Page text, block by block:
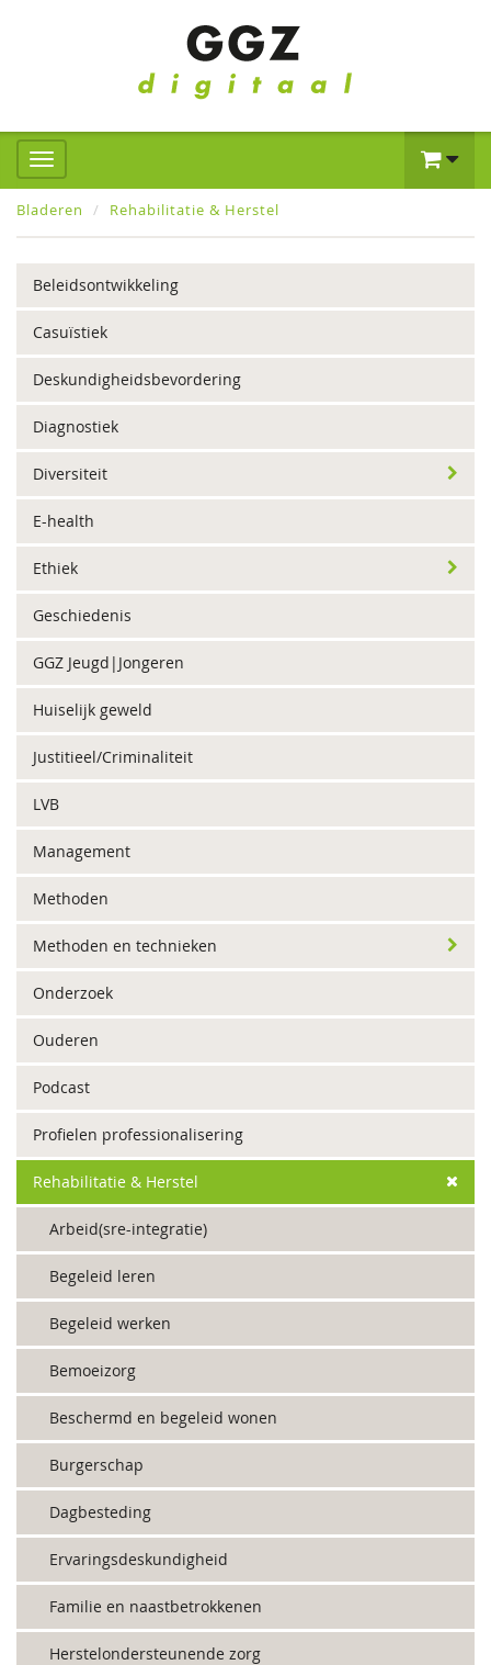
Bladeren Rehabilitatie & Herstel
Beleidsontwikkeling
Casuïstiek
Deskundigheidsbevordering
Diagnostiek
Diversiteit
E-health
Ethiek
Geschiedenis
GGZ Jeugd|Jongeren
Huiselijk geweld
Justitieel/Criminaliteit
LVB
Management
Methoden
Methoden en technieken
Onderzoek
Ouderen
Podcast
Profielen professionalisering
Rehabilitatie & Herstel
Arbeid(sre-integratie)
Begeleid leren
Begeleid werken
Bemoeizorg
Beschermd en begeleid wonen
Burgerschap
Dagbesteding
Ervaringsdeskundigheid
Familie en naastbetrokkenen
Herstelondersteunende zorg